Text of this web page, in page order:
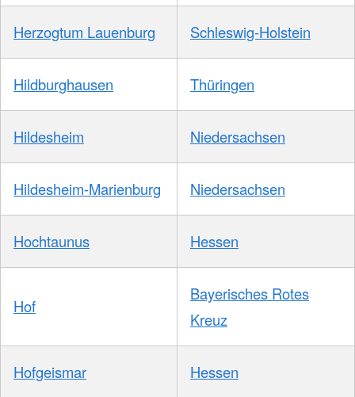
Herzogtum Lauenburg Schleswig-Holstein
Hildburghausen Thüringen
Hildesheim Niedersachsen
Hildesheim-Marienburg Niedersachsen
Hochtaunus Hessen
Hof
Bayerisches Rotes
Kreuz
Hofgeismar Hessen